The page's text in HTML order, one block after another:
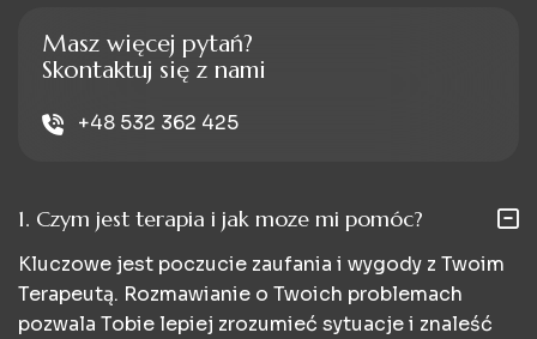
Masz więcej pytań?
Skontaktuj się z nami
+48 532 362 425
1. Czym jest terapia i jak moze mi pomóc?
Kluczowe jest poczucie zaufania i wygody z Twoim
Terapeutą. Rozmawianie o Twoich problemach
pozwala Tobie lepiej zrozumieć sytuacje i znaleść